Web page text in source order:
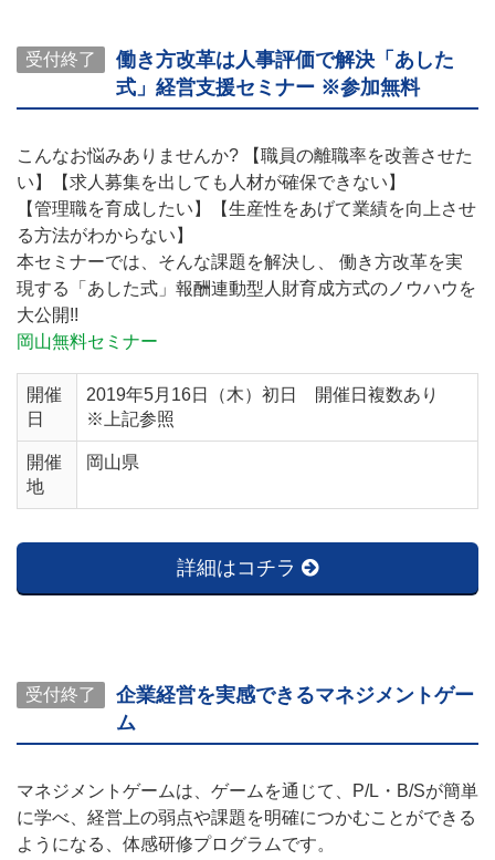
受付終了
働き方改革は人事評価で解決「あした
式」経営支援セミナー ※参加無料
こんなお悩みありませんか? 【職員の離職率を改善させた
い】【求人募集を出しても人材が確保できない】
【管理職を育成したい】【生産性をあげて業績を向上させ
る方法がわからない】
本セミナーでは、そんな課題を解決し、 働き方改革を実
現する「あした式」報酬連動型人財育成方式のノウハウを
大公開!!
岡山無料セミナー
開催
日
2019年5月16日（木）初日 開催日複数あり
※上記参照
開催
地
岡山県
詳細はコチラ
受付終了
企業経営を実感できるマネジメントゲー
ム
マネジメントゲームは、ゲームを通じて、P/L・B/Sが簡単
に学べ、経営上の弱点や課題を明確につかむことができる
ようになる、体感研修プログラムです。